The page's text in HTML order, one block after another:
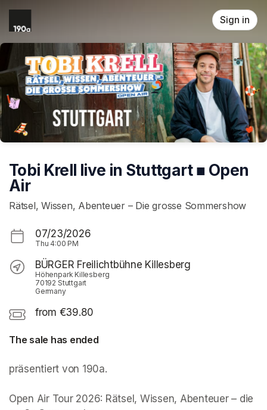
Skip header
Sign in
Tobi Krell live in Stuttgart ■ Open
Air
Rätsel, Wissen, Abenteuer – Die grosse Sommershow
07/23/2026
Thu 4:00 PM
BÜRGER Freilichtbühne Killesberg
Höhenpark Killesberg
70192 Stuttgart
Germany
from €39.80
The sale has ended
präsentiert von 190a.
Open Air Tour 2026: Rätsel, Wissen, Abenteuer – die